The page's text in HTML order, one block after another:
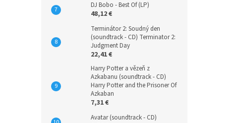
DJ Bobo - Best Of (LP)
48,12 €
Terminátor 2: Soudný den
(soundtrack - CD) Terminator 2:
Judgment Day
22,41 €
Harry Potter a vězeň z
Azkabanu (soundtrack - CD)
Harry Potter and the Prisoner Of
Azkaban
7,31 €
Avatar (soundtrack - CD)